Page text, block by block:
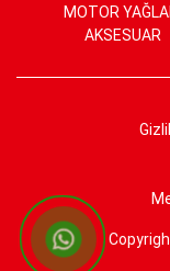
MOTOR
AKSESUAR